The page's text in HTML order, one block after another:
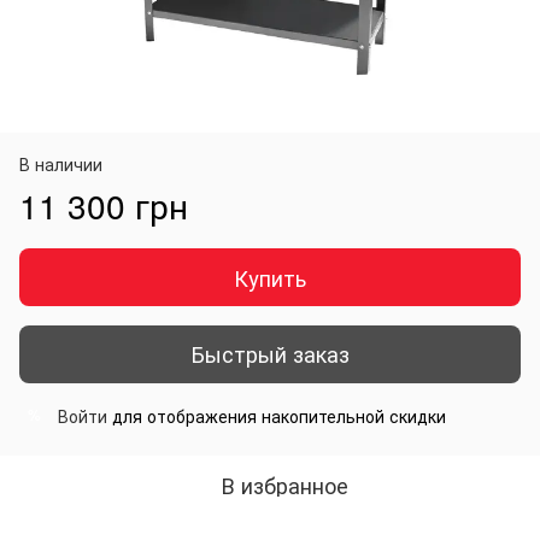
В наличии
11 300 грн
Купить
Быстрый заказ
Войти для отображения накопительной скидки
В избранное